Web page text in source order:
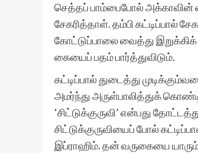
செத்தப் பாம்பைபோல் அக்காவின்
சேகரித்தாள். தம்பி கட்டிப்பால்
கோட்டுப்பாலை வைத்து இறுக்கிக்
கையைப் பதம் பார்த்துவிடும்.
கட்டிப்பால் துடைத்து
அமர்ந்து அருள்பாலித்துக்
‘சிட்டுக்குருவி’ என்பது
சிட்டுக்குருவியைப் போல்
இப்ராஹிம். தன் வருகையை